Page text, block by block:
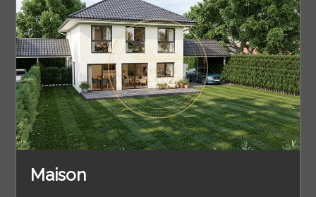
Maison